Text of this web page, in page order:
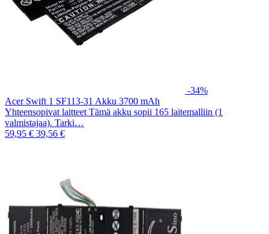
-34%
Acer Swift 1 SF113-31 Akku 3700 mAh
Yhteensopivat laitteet Tämä akku sopii 165 laitemalliin (1
valmistajaa). Tarki…
59,95 € 39,56 €